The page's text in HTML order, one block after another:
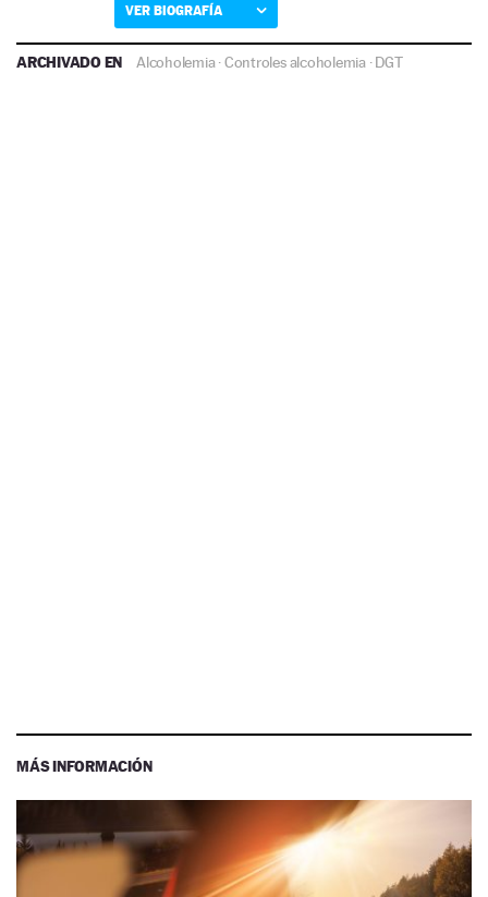
VER BIOGRAFÍA
ARCHIVADO EN Alcoholemia·Controles alcoholemia·DGT
MÁS INFORMACIÓN